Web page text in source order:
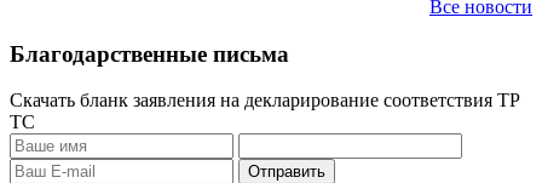
Все новости
Благодарственные письма
Скачать бланк заявления на декларирование соответствия ТР
ТС